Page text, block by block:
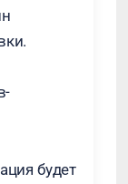
будет